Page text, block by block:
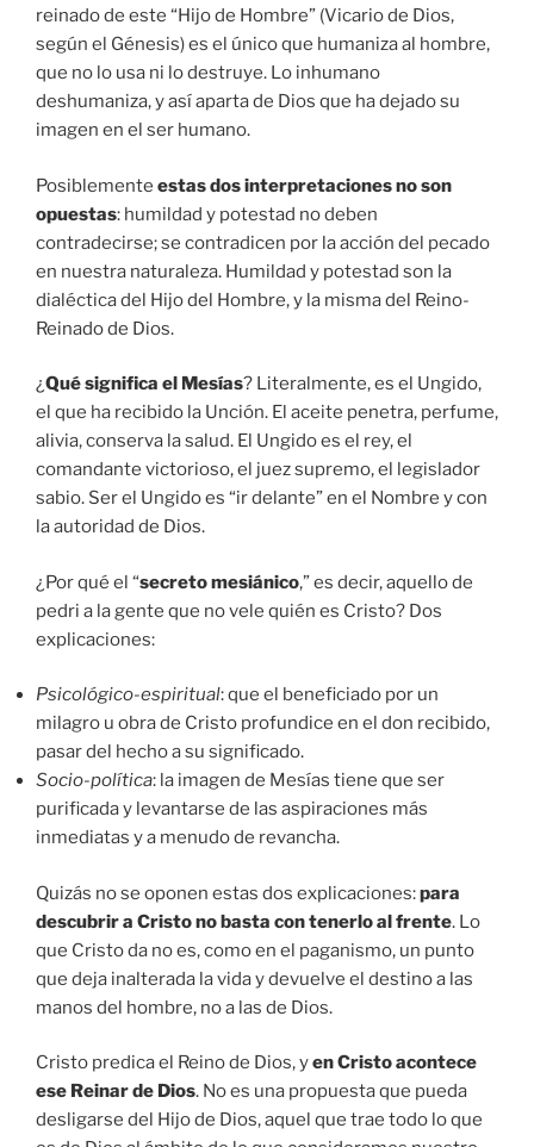
reinado de este “Hijo de Hombre” (Vicario de Dios,
según el Génesis) es el único que humaniza al hombre,
que no lo usa ni lo destruye. Lo inhumano
deshumaniza, y así aparta de Dios que ha dejado su
imagen en el ser humano.
Posiblemente estas dos interpretaciones no son
opuestas: humildad y potestad no deben
contradecirse; se contradicen por la acción del pecado
en nuestra naturaleza. Humildad y potestad son la
dialéctica del Hijo del Hombre, y la misma del Reino-
Reinado de Dios.
¿Qué significa el Mesías? Literalmente, es el Ungido,
el que ha recibido la Unción. El aceite penetra, perfume,
alivia, conserva la salud. El Ungido es el rey, el
comandante victorioso, el juez supremo, el legislador
sabio. Ser el Ungido es “ir delante” en el Nombre y con
la autoridad de Dios.
¿Por qué el “secreto mesiánico,” es decir, aquello de
pedri a la gente que no vele quién es Cristo? Dos
explicaciones:
Psicológico-espiritual: que el beneficiado por un
milagro u obra de Cristo profundice en el don recibido,
pasar del hecho a su significado.
Socio-política: la imagen de Mesías tiene que ser
purificada y levantarse de las aspiraciones más
inmediatas y a menudo de revancha.
Quizás no se oponen estas dos explicaciones:para
descubrir a Cristo no basta con tenerlo al frente. Lo
que Cristo da no es, como en el paganismo, un punto
que deja inalterada la vida y devuelve el destino a las
manos del hombre, no a las de Dios.
Cristo predica el Reino de Dios, yen Cristo acontece
ese Reinar de Dios. No es una propuesta que pueda
desligarse del Hijo de Dios, aquel que trae todo lo que